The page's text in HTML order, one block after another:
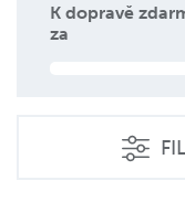
K dopravě
za